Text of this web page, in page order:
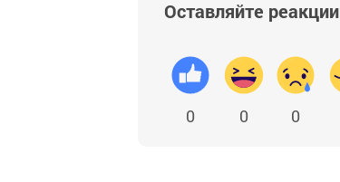
Оставляйте реакции
0 0 0